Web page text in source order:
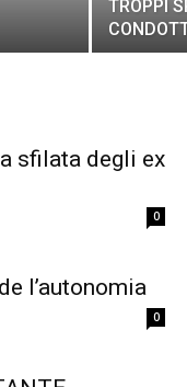
TROPPI
sfilata degli ex
0
l’autonomia
0